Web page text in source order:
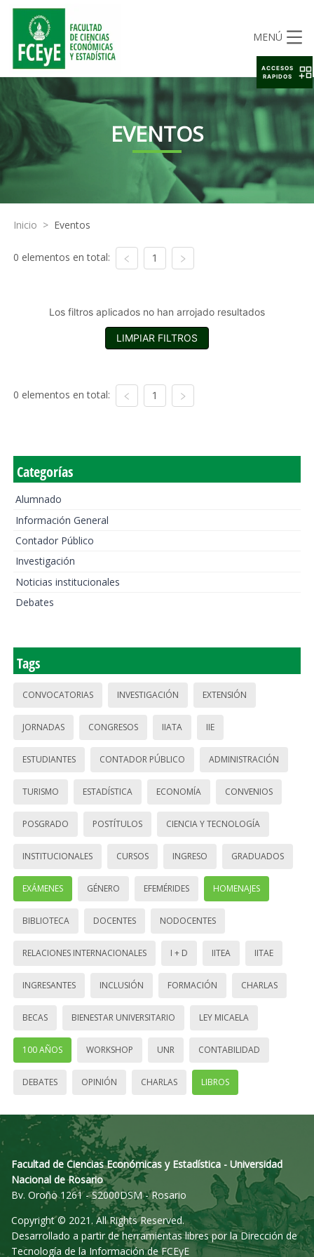
MENÚ
EVENTOS
Inicio > Eventos
0 elementos en total: 1
Los filtros aplicados no han arrojado resultados
LIMPIAR FILTROS
0 elementos en total: 1
Categorías
Alumnado
Información General
Contador Público
Investigación
Noticias institucionales
Debates
Tags
CONVOCATORIAS INVESTIGACIÓN EXTENSIÓN
JORNADAS CONGRESOS IIATA IIE
ESTUDIANTES CONTADOR PÚBLICO ADMINISTRACIÓN
TURISMO ESTADÍSTICA ECONOMÍA CONVENIOS
POSGRADO POSTÍTULOS CIENCIA Y TECNOLOGÍA
INSTITUCIONALES CURSOS INGRESO GRADUADOS
EXÁMENES GÉNERO EFEMÉRIDES HOMENAJES
BIBLIOTECA DOCENTES NODOCENTES
RELACIONES INTERNACIONALES I + D IITEA IITAE
INGRESANTES INCLUSIÓN FORMACIÓN CHARLAS
BECAS BIENESTAR UNIVERSITARIO LEY MICAELA
100 AÑOS WORKSHOP UNR CONTABILIDAD
DEBATES OPINIÓN CHARLAS LIBROS
Facultad de Ciencias Económicas y Estadística - Universidad
Nacional de Rosario
Bv. Oroño 1261 - S2000DSM - Rosario
Copyright © 2021. All Rights Reserved.
Desarrollado a partir de herramientas libres por la Dirección de
Tecnología de la Información de FCEyE
ACCESOS
RAPIDOS